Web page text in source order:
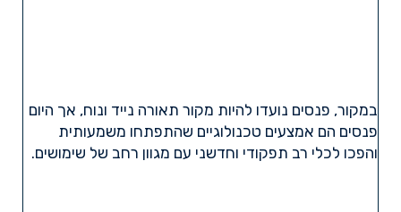
במקור, פנסים נועדו להיות מקור תאורה נייד ונוח, אך היום
פנסים הם אמצעים טכנולוגיים שהתפתחו משמעותית
והפכו לכלי רב תפקודי וחדשני עם מגוון רחב של שימושים.